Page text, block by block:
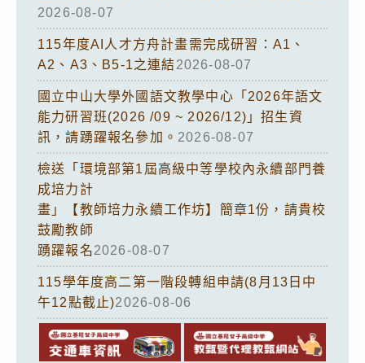
2026-08-07
115年度AI人才方舟計畫需完成研習：A1、
A2、A3、B5-1之連結2026-08-07
國立中山大學外國語文教學中心「2026年語文
能力研習班(2026 /09 ~ 2026/12)」招生資
訊，請踴躍報名參加。 2026-08-07
檢送「環境部第1屆高級中等學校內永續部門養
成培力計
畫」【教師培力永續工作坊】簡章1份，請貴校
鼓勵教師
踴躍報名2026-08-07
115學年度高二第一階段轉組申請(8月13日中
午12點截止)2026-08-06